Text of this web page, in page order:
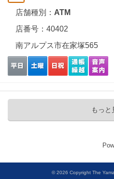
店舗種別： ATM
店番号：40402
南アルプス市在家塚565
もっと
© 2026 Copyright The